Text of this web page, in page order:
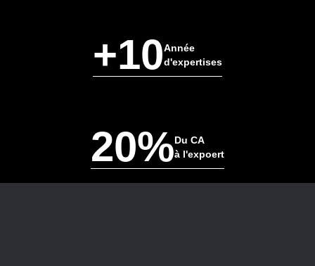
+10Année
d'expertises
20%Du CA
à l'expoert